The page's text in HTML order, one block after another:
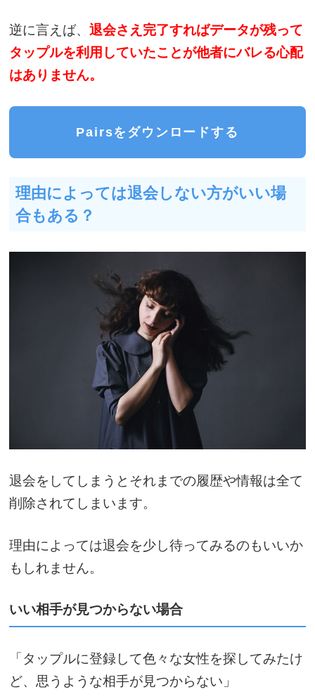
逆に言えば、退会さえ完了すればデータが残って
タップルを利用していたことが他者にバレる心配
はありません。
Pairsをダウンロードする
理由によっては退会しない方がいい場
合もある？
退会をしてしまうとそれまでの履歴や情報は全て
削除されてしまいます。
理由によっては退会を少し待ってみるのもいいか
もしれません。
いい相手が見つからない場合
「タップルに登録して色々な女性を探してみたけ
ど、思うような相手が見つからない」